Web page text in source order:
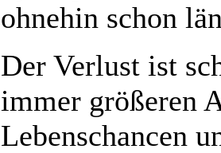
ohnehin schon
Der Verlust ist
immer größeren
Lebenschancen